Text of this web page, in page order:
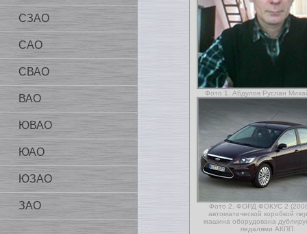
СЗАО
САО
СВАО
ВАО
ЮВАО
ЮАО
ЮЗАО
ЗАО
Фото 1. Абдулов Руслан
Фото 2. ФОРД ФОКУС 2
автоматической коробкой
машина оборудована
педалями АКПП